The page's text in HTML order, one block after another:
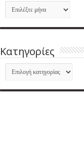
Ιστορικό
Kατηγορίες
Kατηγορίες